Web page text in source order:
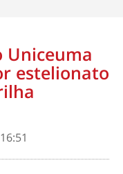
Uniceuma
estelionato